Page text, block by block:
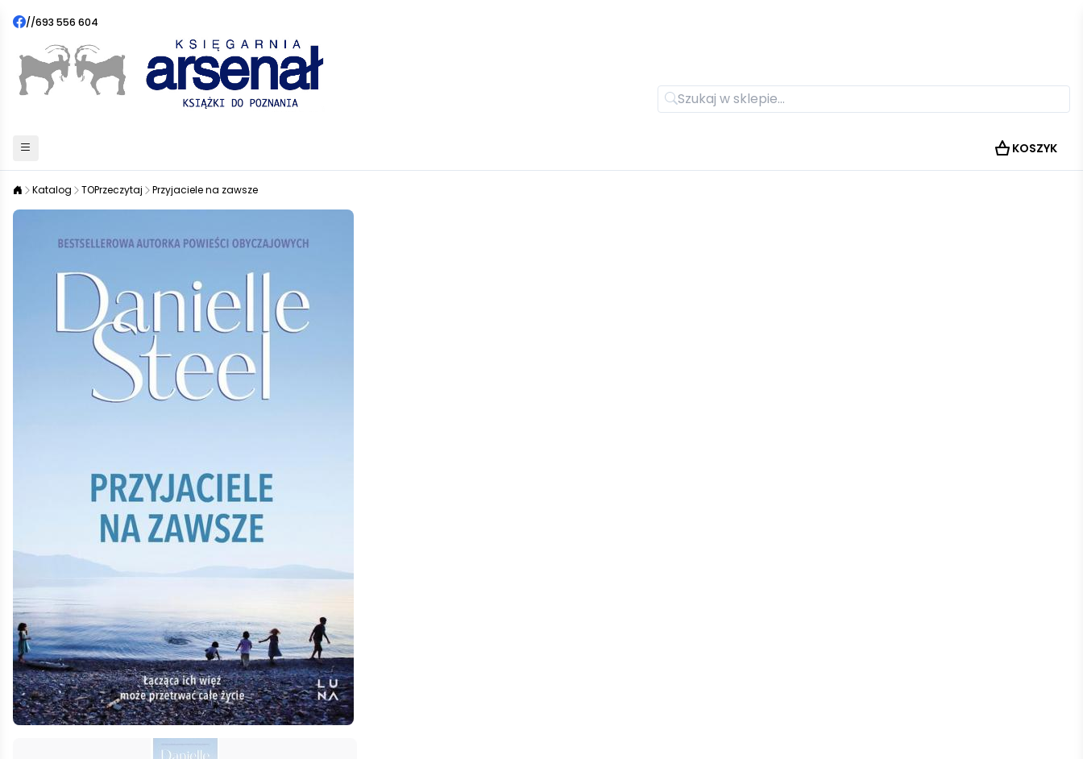
//693 556 604
KOSZYK
Katalog TOPrzeczytaj Przyjaciele na zawsze